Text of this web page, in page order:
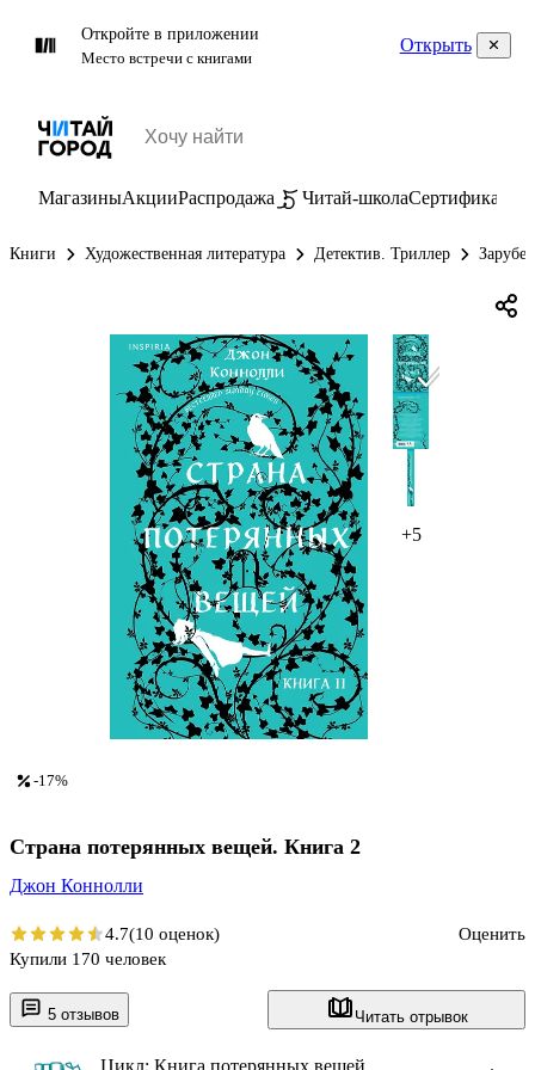
Откройте в приложении
Место встречи с книгами
Открыть
МагазиныАкцииРаспродажа Читай-школаСертификаты
Книги Художественная литература Детектив. Триллер
+5
5 отзывов Читать отрывок
Цикл: Книга потерянных вещей
-17%
Страна потерянных вещей. Книга 2
Джон Коннолли
4.7(10 оценок)
Оценить
Купили 170 человек